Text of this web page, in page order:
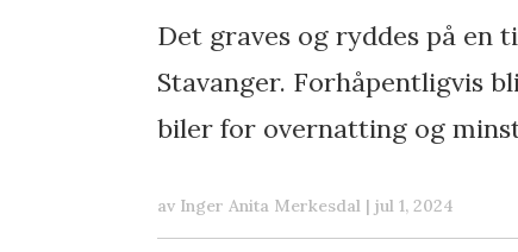
Det graves og ryddes på en
Stavanger. Forhåpentligvis
biler for overnatting og
av Inger Anita Merkesdal | jul 1, 2024